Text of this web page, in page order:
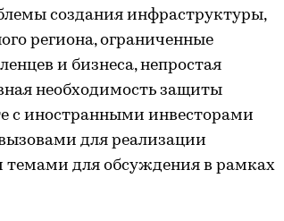
создания инфраструктуры,
региона, ограниченные
и бизнеса, непростая
необходимость защиты
с иностранными инвесторами
для реализации
для обсуждения в рамках